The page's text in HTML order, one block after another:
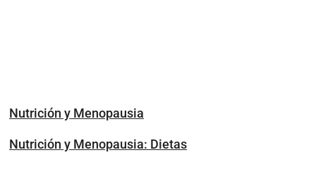
Nutrición y Menopausia
Nutrición y Menopausia: Dietas